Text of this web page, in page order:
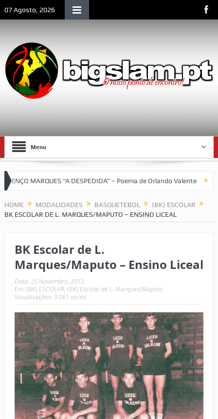
07 Agosto, 2026
Menu
MARQUES “A DESPEDIDA” – Poema de Orlando Valente VII
HOME MODALIDADES BASQUETEBOL
(BK) ESCOLAR
BK ESCOLAR DE L. MARQUES/MAPUTO – ENSINO LICEAL
BK Escolar de L.
Marques/Maputo – Ensino Liceal
Data: 25 Novembro, 2012
Em: (BK) ESCOLAR, (BK) Escolar de L. Marques/Maputo
Visualizações: 3.061 vezes